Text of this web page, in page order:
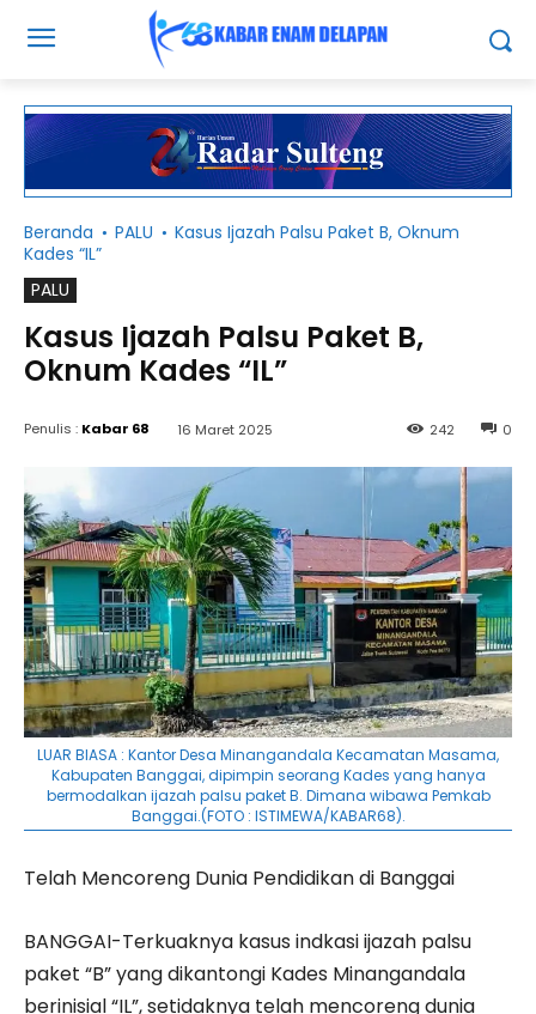
Beranda PALU
Kasus Ijazah Palsu Paket B, Oknum
Kades “IL”
PALU
Kasus Ijazah Palsu Paket B,
Oknum Kades “IL”
Penulis : Kabar 68 16 Maret 2025 0
242
LUAR BIASA : Kantor Desa Minangandala Kecamatan Masama,
Kabupaten Banggai, dipimpin seorang Kades yang hanya
bermodalkan ijazah palsu paket B. Dimana wibawa Pemkab
Banggai.(FOTO : ISTIMEWA/KABAR68).
Telah Mencoreng Dunia Pendidikan di Banggai
BANGGAI-Terkuaknya kasus indkasi ijazah palsu
paket “B” yang dikantongi Kades Minangandala
berinisial “IL”, setidaknya telah mencoreng dunia